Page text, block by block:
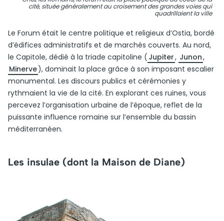
cité, située généralement au croisement des grandes voies qui
quadrillaient la ville
Le Forum était le centre politique et religieux d’Ostia, bordé
d’édifices administratifs et de marchés couverts. Au nord,
le Capitole, dédié à la triade capitoline ( Jupiter, Junon,
Minerve), dominait la place grâce à son imposant escalier
monumental. Les discours publics et cérémonies y
rythmaient la vie de la cité. En explorant ces ruines, vous
percevez l’organisation urbaine de l’époque, reflet de la
puissante influence romaine sur l’ensemble du bassin
méditerranéen.
Les insulae (dont la Maison de Diane)